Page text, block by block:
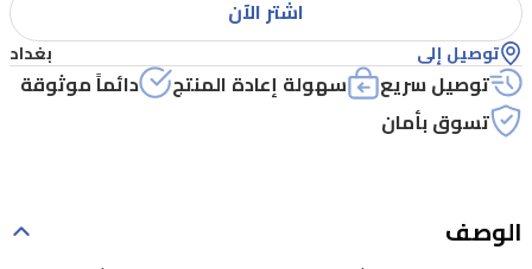
هذه
التركيبة
الاحترافية
(Pro-
ببرو
اشتر الآن
توصيل إلى بغداد
توصيل سريع سهولة إعادة المنتج
دائماً موثوقة
تسوق بأمان
الوصف